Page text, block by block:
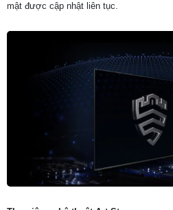
mật được cập nhật liên tục.